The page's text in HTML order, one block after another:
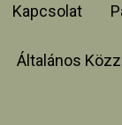
Kapcsolat
Általános